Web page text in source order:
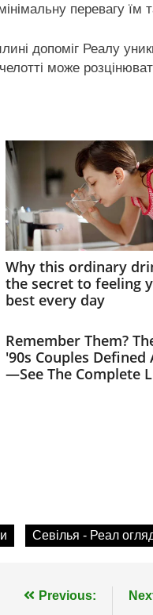
перевагу їм
допоміг Реалу
може
Севілья - Реал
Previous: